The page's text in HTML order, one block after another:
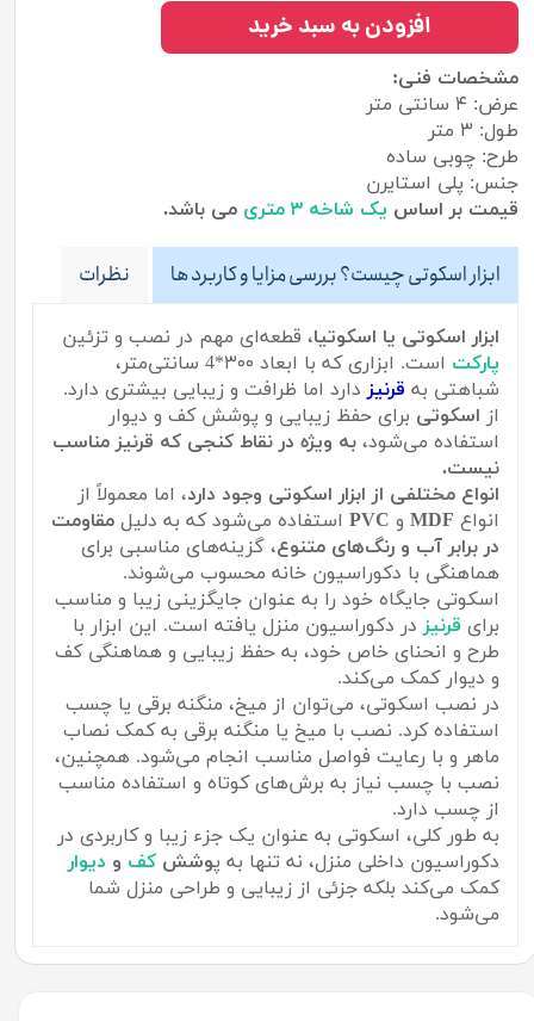
مشخصات فنی:
عرض: ۴ سانتی متر
طول: ۳ متر
طرح: چوبی ساده
جنس: پلی استایرن
قیمت بر اساس یک شاخه ۳ متری می باشد.
افزودن به سبد خرید
ابزار اسکوتی چیست؟ بررسی مزایا و کاربرد ها نظرات
ابزار اسکوتی یا اسکوتیا، قطعه‌ای مهم در نصب و تزئین
پارکت
است. ابزاری که با ابعاد ۳۰۰*4 سانتی‌متر،
شباهتی به قرنیز دارد اما ظرافت و زیبایی بیشتری دارد.
از اسکوتی برای حفظ زیبایی و پوشش کف و دیوار
استفاده می‌شود، به ویژه در نقاط کنجی که قرنیز مناسب
نیست.
انواع مختلفی از ابزار اسکوتی وجود دارد، اما معمولاً از
انواع MDF و PVC استفاده می‌شود که به دلیل مقاومت
در برابر آب و رنگ‌های متنوع، گزینه‌های مناسبی برای
هماهنگی با دکوراسیون خانه محسوب می‌شوند.
اسکوتی جایگاه خود را به عنوان جایگزینی زیبا و مناسب
برای قرنیز در دکوراسیون منزل یافته است. این ابزار با
طرح و انحنای خاص خود، به حفظ زیبایی و هماهنگی کف
و دیوار کمک می‌کند.
در نصب اسکوتی، می‌توان از میخ، منگنه برقی یا چسب
استفاده کرد. نصب با میخ یا منگنه برقی به کمک نصاب
ماهر و با رعایت فواصل مناسب انجام می‌شود. همچنین،
نصب با چسب نیاز به برش‌های کوتاه و استفاده مناسب
از چسب دارد.
به طور کلی، اسکوتی به عنوان یک جزء زیبا و کاربردی در
دکوراسیون داخلی منزل، نه تنها به پوشش کف و دیوار
کمک می‌کند بلکه جزئی از زیبایی و طراحی منزل شما
می‌شود.